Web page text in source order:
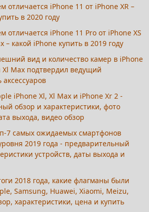
отличается iPhone 11 от iPhone XR –
в 2020 году
отличается iPhone 11 Pro от iPhone XS
– какой iPhone купить в 2019 году
вид и количество камер в iPhone
Xl Max подтвердил ведущий
iPhone Xl, Xl Max и iPhone Xr 2 -
обзор и характеристики, фото
выхода, видео обзор
7 самых ожидаемых смартфонов
2019 года - предварительный
устройств, даты выхода и
2018 года, какие флагманы были
Samsung, Huawei, Xiaomi, Meizu,
характеристики, цена и купить